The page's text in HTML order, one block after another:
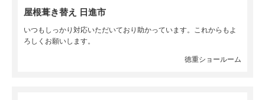
屋根葺き替え 日進市
いつもしっかり対応いただいており助かっています。これからもよ
ろしくお願いします。
徳重ショールーム